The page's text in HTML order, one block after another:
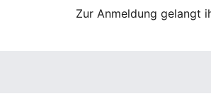
Zur Anmeldung gelangt